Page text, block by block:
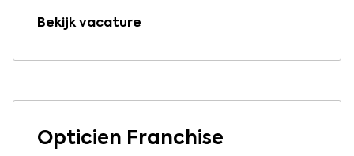
Bekijk vacature
Opticien Franchise